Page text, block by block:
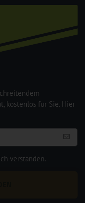
kostenlos für Sie. Hier
verstanden.